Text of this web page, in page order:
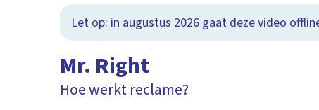
Let op: in augustus 2026 gaat deze video
Mr. Right
Hoe werkt reclame?